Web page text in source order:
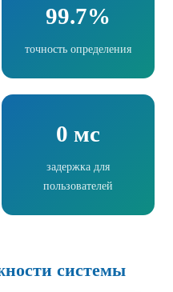
99.7%
точность определения
0 мс
задержка для
пользователей
системы